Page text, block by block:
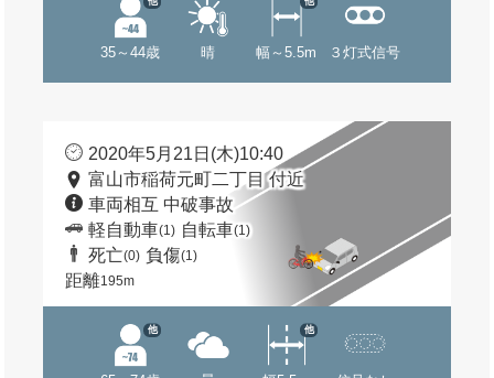
35～44歳 晴 幅～5.5m ３灯式信号
2020年5月21日(木)10:40
富山市稲荷元町二丁目 付近
車両相互 中破事故
軽自動車(1) 自転車(1)
死亡(0) 負傷(1)
距離195m
他 他